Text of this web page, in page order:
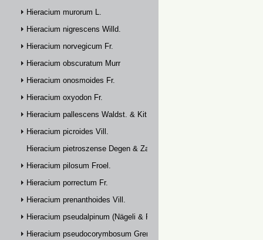
Hieracium murorum L.
Hieracium nigrescens Willd.
Hieracium norvegicum Fr.
Hieracium obscuratum Murr
Hieracium onosmoides Fr.
Hieracium oxyodon Fr.
Hieracium pallescens Waldst. & Kit.
Hieracium picroides Vill.
Hieracium pietroszense Degen & Zahn
Hieracium pilosum Froel.
Hieracium porrectum Fr.
Hieracium prenanthoides Vill.
Hieracium pseudalpinum (Nägeli & Peter) Prain
Hieracium pseudocorymbosum Gremli